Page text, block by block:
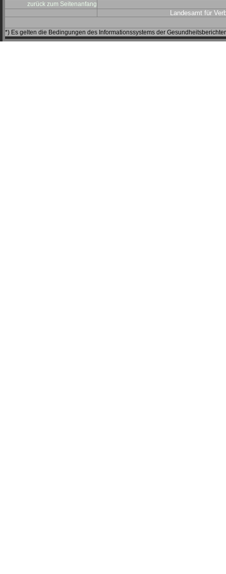
zurück zum Seitenanfang
Landesamt für
*) Es gelten die Bedingungen des Informationssystems der